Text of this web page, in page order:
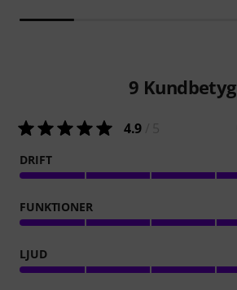
9 Kundbetyg
4.9
DRIFT
FUNKTIONER
LJUD